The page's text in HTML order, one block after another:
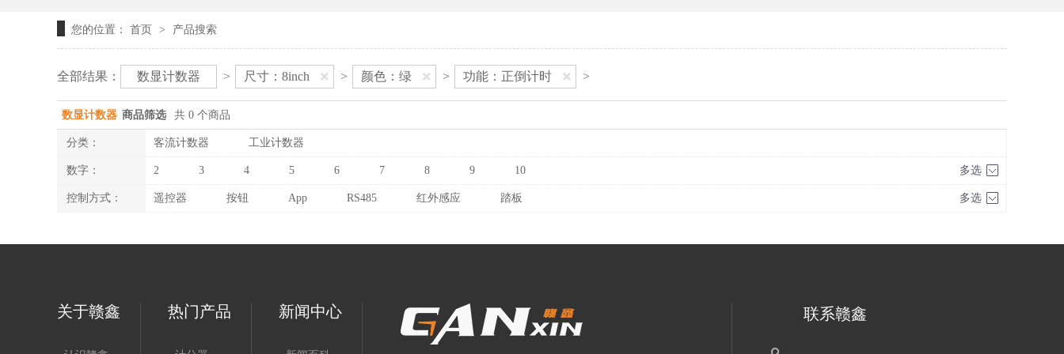
您的位置： 首页 > 产品搜索
全部结果： 数显计数器 > 尺寸：8inch > 颜色：绿 > 功能：正倒计时 >
数显计数器 商品筛选 共 0 个商品
分类： 客流计数器 工业计数器
数字： 2 3 4 5 6 7 8 9 10 多选
控制方式： 遥控器 按钮 App RS485 红外感应 踏板 多选
关于赣鑫 热门产品 新闻中心 联系赣鑫